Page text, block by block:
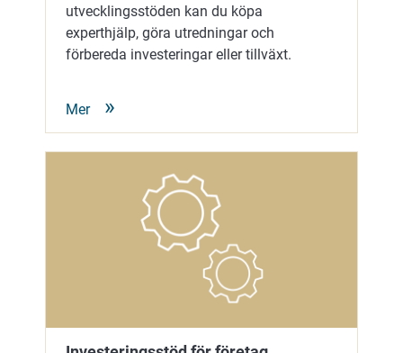
utvecklingsstöden kan du köpa
experthjälp, göra utredningar och
förbereda investeringar eller tillväxt.
Mer